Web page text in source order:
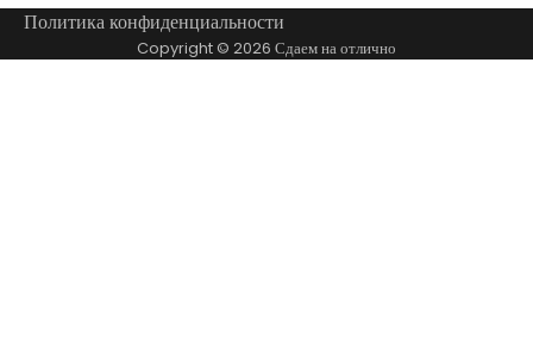
Политика конфиденциальности
Copyright © 2026 Сдаем на отлично